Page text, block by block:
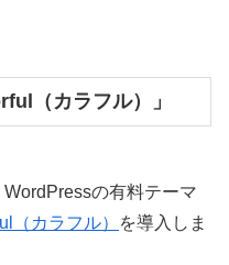
（カラフル）」
の有料テーマ
（カラフル）
を導入しま